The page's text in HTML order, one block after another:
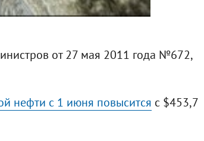
от 27 мая 2011 года №672,
нефти с 1 июня повысится с $453,7